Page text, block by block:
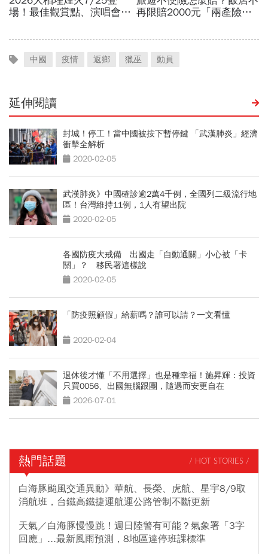
中國 疫情 返鄉 獵巫 動員
延伸閱讀
封城！停工！當中國被按下暫停鍵 「武漢肺炎」經濟
衝擊全解析
2020-02-05
武漢肺炎》中國確診逾2萬4千例，全國列二級流行地
區！台灣維持11例，1人有望出院
2020-02-05
各國防疫大戒備 出國走「自動通關」小心被「卡
關」？ 移民署這樣說
2020-02-05
「防疫照顧假」給薪嗎？誰可以請？一文看懂
2020-02-04
退休後才懂「不用選擇」也是種幸福！施昇輝：投資
只買0056、出國無腦跟團，隨遇而安更自在
2026-07-01
熱門話題 / HOT STORIES /
白海豚颱風交通異動》華航、長榮、虎航、星宇8/9取
消航班，台鐵高鐵捷運航運公路管制不斷更新
天氣／白海豚慢慢跳！週日陸警有可能？氣象署「3字
回應」...最新風雨預測，8地區達停班課標準